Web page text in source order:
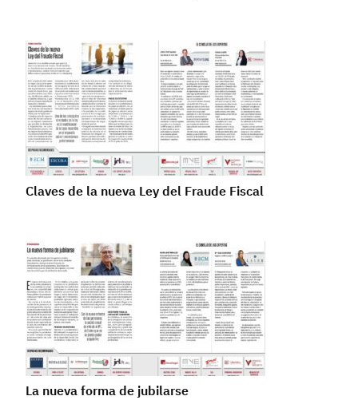
Claves de la nueva Ley del Fraude Fiscal
La nueva forma de jubilarse